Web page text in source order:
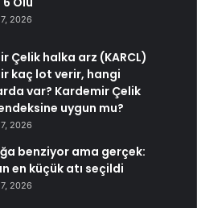
2026
Çelik halka arz (KARCL)
kaç lot verir, hangi
var? Kardemir Çelik
uygun mu?
2026
benziyor ama gerçek:
en küçük atı seçildi
2026